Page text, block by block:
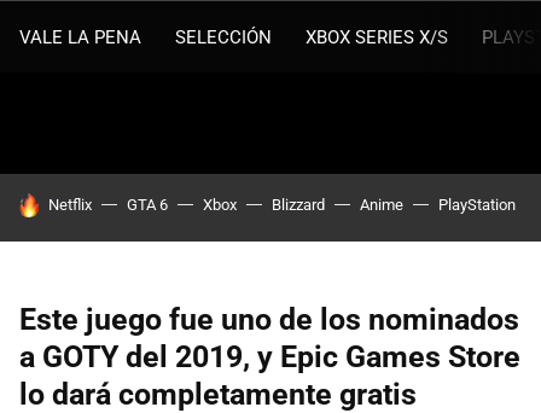
VALE LA PENA SELECCIÓN XBOX SERIES X/S
HOY SE HABLA DE
Netflix GTA 6 Xbox Blizzard Anime PlayStation
Este juego fue uno de los nominados
a GOTY del 2019, y Epic Games Store
lo dará completamente gratis